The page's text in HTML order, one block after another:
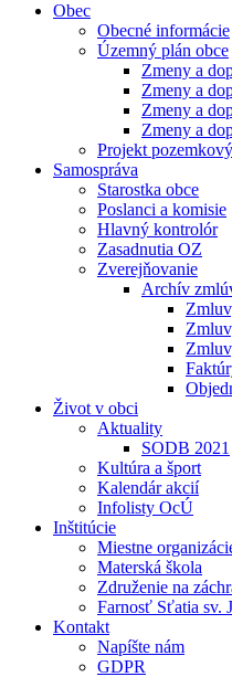
Obec
Obecné informácie
Územný plán obce
Zmeny a
Zmeny a
Zmeny a
Zmeny a
Projekt
Samospráva
Starostka obce
Poslanci a komisie
Hlavný kontrolór
Zasadnutia OZ
Zverejňovanie
Archív
Život v obci
Aktuality
SODB 2021
Kultúra a šport
Kalendár akcií
Infolisty OcÚ
Inštitúcie
Miestne
Materská škola
Združenie na
Farnosť Sťatia sv.
Kontakt
Napíšte nám
GDPR